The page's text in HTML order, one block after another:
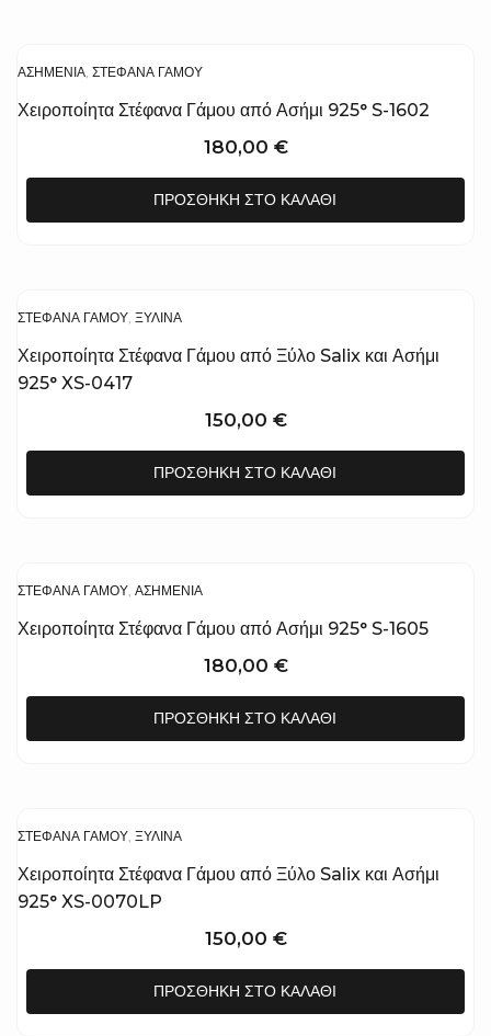
ΑΣΗΜΈΝΙΑ, ΣΤΈΦΑΝΑ ΓΆΜΟΥ
Χειροποίητα Στέφανα Γάμου από Ασήμι 925° S-1602
180,00 €
ΠΡΟΣΘΉΚΗ ΣΤΟ ΚΑΛΆΘΙ
ΣΤΈΦΑΝΑ ΓΆΜΟΥ, ΞΎΛΙΝΑ
Χειροποίητα Στέφανα Γάμου από Ξύλο Salix και Ασήμι
925° XS-0417
150,00 €
ΠΡΟΣΘΉΚΗ ΣΤΟ ΚΑΛΆΘΙ
ΣΤΈΦΑΝΑ ΓΆΜΟΥ, ΑΣΗΜΈΝΙΑ
Χειροποίητα Στέφανα Γάμου από Ασήμι 925° S-1605
180,00 €
ΠΡΟΣΘΉΚΗ ΣΤΟ ΚΑΛΆΘΙ
ΣΤΈΦΑΝΑ ΓΆΜΟΥ, ΞΎΛΙΝΑ
Χειροποίητα Στέφανα Γάμου από Ξύλο Salix και Ασήμι
925° XS-0070LP
150,00 €
ΠΡΟΣΘΉΚΗ ΣΤΟ ΚΑΛΆΘΙ